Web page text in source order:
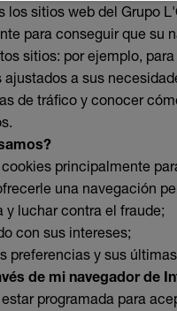
los sitios web del Grupo
para conseguir que su
sitios: por ejemplo,
a sus
de tráfico y conocer
principalmente
una navegación
y luchar contra el fraude;
con sus intereses;
preferencias y sus
de mi navegador de
programada para